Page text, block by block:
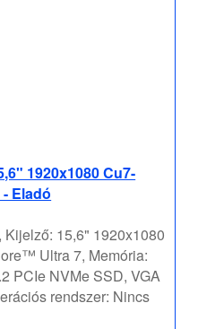
1920x1080 Cu7-
Eladó
15,6" 1920x1080
Ultra 7, Memória:
PCIe NVMe SSD, VGA
rendszer: Nincs